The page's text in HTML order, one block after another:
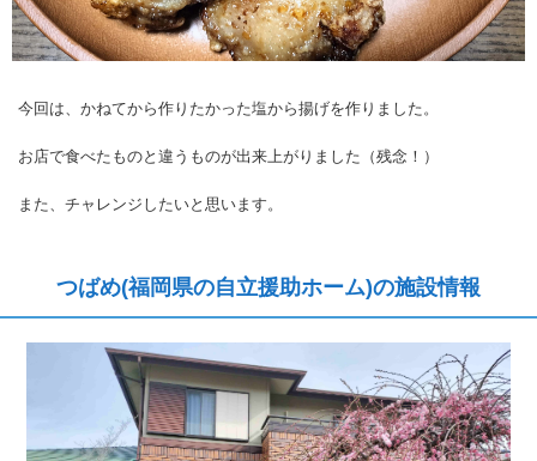
今回は、かねてから作りたかった塩から揚げを作りました。
お店で食べたものと違うものが出来上がりました（残念！）
また、チャレンジしたいと思います。
つばめ(福岡県の自立援助ホーム)の施設情報